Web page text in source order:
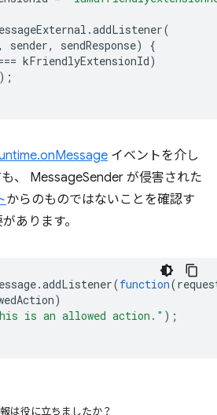
.addListener(
, sender, sendResponse)
{
kFriendlyExtensionId)
イベントを介し
、 MessageSender が侵害された
からのものではないことを確認す
あります。
.addListener(function(
)
is an allowed action." );
は役に立ちましたか？